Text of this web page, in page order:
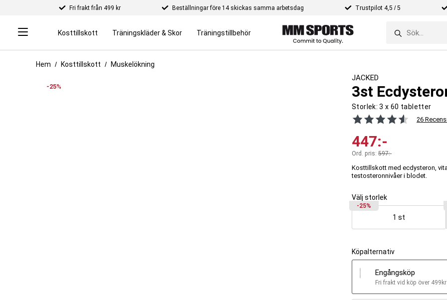
Fri frakt från 499 kr Beställningar före 14 skickas samma arbetsdag Trustpilot 4,5 / 5
Kosttillskott Träningskläder & Skor Träningstillbehör
Hem Kosttillskott Muskelökning
-25%
JACKED
3st
Storlek: 3 x 60 tabletter
26
447:-
Ord. pris:597:-
Kosttillskott med ecdysteron,
testosteronnivåer i blodet.
Välj storlek
-25%
1 st
Köpalternativ
Engångsköp
Fri frakt vid köp över 499kr